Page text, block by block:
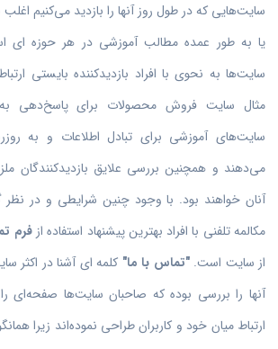
سایت‌هایی که در طول روز آنها را بازدید می‌کنیم
یا به طور عمده مطالب آموزشی در هر حوزه‌ ای
سایت‌ها به نحوی با افراد بازدیدکننده بایستی
مثال سایت فروش محصولات برای پاسخ‌دهی
سایت‌های آموزشی برای تبادل اطلاعات و به
می‌دهند و همچنین بررسی علایق بازدیدکنندگان
آنان خواهند بود. با وجود چنین شرایطی و در نظر
مکالمه تلفنی با افراد بهترین پیشنهاد استفاده ازفرم
از سایت است."تماس با ما" کلمه ای آشنا در اکثر
آنها را بررسی بوده که صاحبان سایت‌ها صفحه‌ای
ارتباط میان خود و کاربران طراحی نموده‌اند زیرا